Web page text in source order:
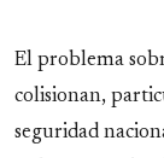
El problema
colisionan,
seguridad